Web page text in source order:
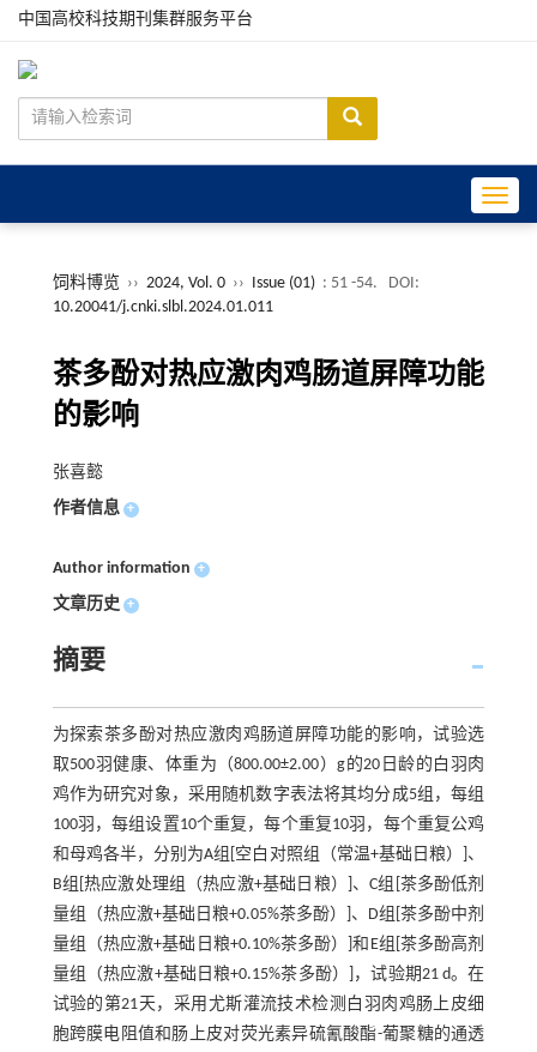
中国高校科技期刊集群服务平台
饲料博览 ›› 2024, Vol. 0 ›› Issue (01) : 51 -54.
DOI:
10.20041/j.cnki.slbl.2024.01.011
茶多酚对热应激肉鸡肠道屏障功能
的影响
张喜懿
作者信息 +
Author information +
文章历史 +
摘要
为探索茶多酚对热应激肉鸡肠道屏障功能的影响，试验选
取500羽健康、体重为（800.00±2.00）g的20日龄的白羽肉
鸡作为研究对象，采用随机数字表法将其均分成5组，每组
100羽，每组设置10个重复，每个重复10羽，每个重复公鸡
和母鸡各半，分别为A组[空白对照组（常温+基础日粮）]、
B组[热应激处理组（热应激+基础日粮）]、C组[茶多酚低剂
量组（热应激+基础日粮+0.05%茶多酚）]、D组[茶多酚中剂
量组（热应激+基础日粮+0.10%茶多酚）]和E组[茶多酚高剂
量组（热应激+基础日粮+0.15%茶多酚）]，试验期21 d。在
试验的第21天，采用尤斯灌流技术检测白羽肉鸡肠上皮细
胞跨膜电阻值和肠上皮对荧光素异硫氰酸酯-葡聚糖的通透